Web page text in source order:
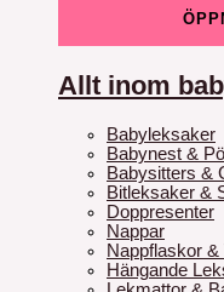
Allt inom
Babyleksaker
Babynest &
Babysitters &
Bitleksaker &
Doppresenter
Nappar
Nappflaskor &
Hängande